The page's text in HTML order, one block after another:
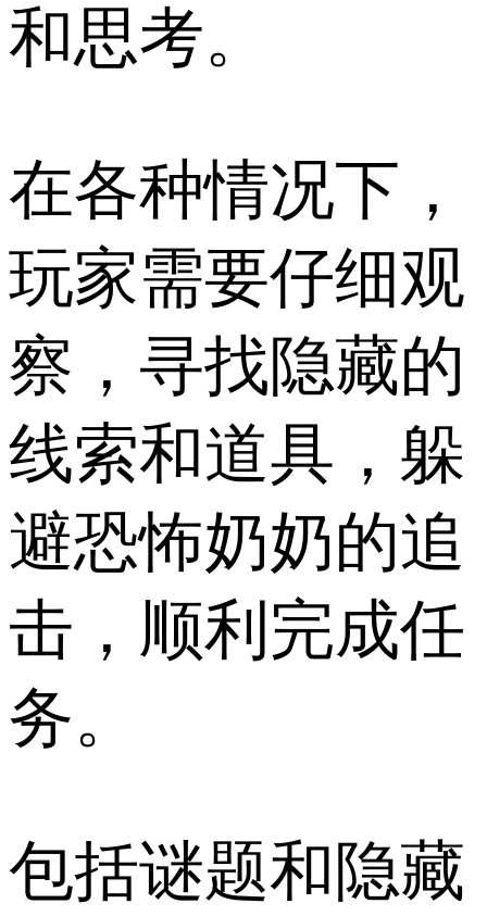
和思考。
在各种情况下，
玩家需要仔细观
察，寻找隐藏的
线索和道具，躲
避恐怖奶奶的追
击，顺利完成任
务。
包括谜题和隐藏